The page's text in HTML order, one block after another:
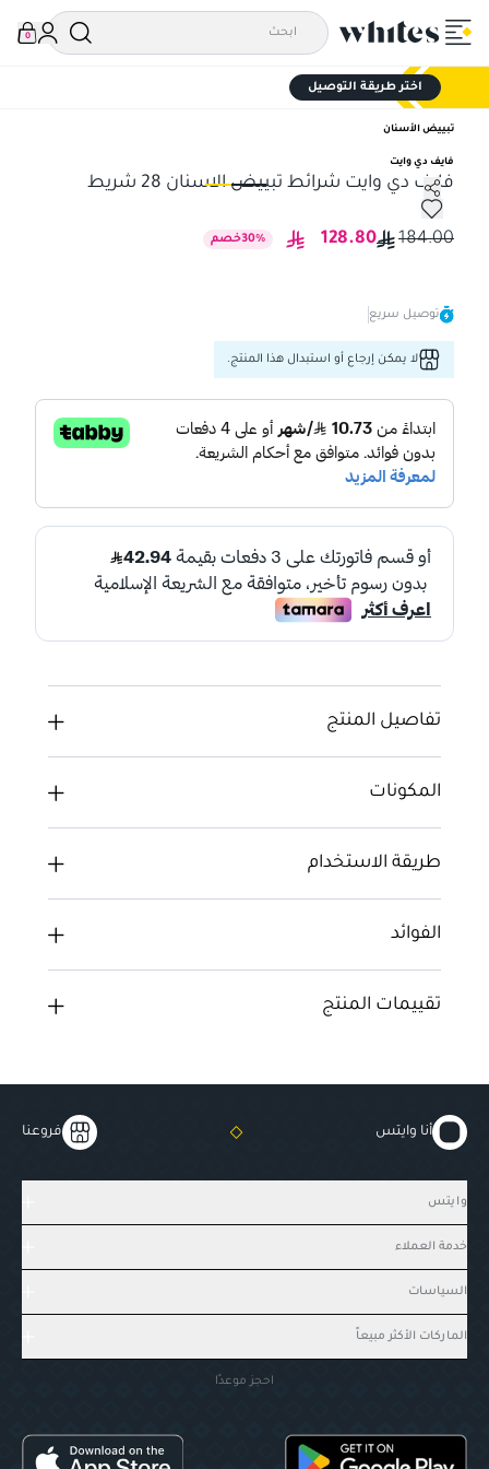
0
اختر طريقة التوصيل
تبييض الأسنان
فايف دي وايت
فايف دي وايت شرائط تبييض الاسنان 28 شريط
فايف دي وايت شرائط تبييض الاسنان 28 شريط
184.00
128.80
30% خصم
توصيل سريع
لا يمكن إرجاع أو استبدال هذا المنتج.
تفاصيل المنتج
المكونات
طريقة الاستخدام
الفوائد
تقييمات المنتج
أنا وايتس فروعنا
وايتس
خدمة العملاء
السياسات
الماركات الأكثر مبيعاً
احجز موعدًا